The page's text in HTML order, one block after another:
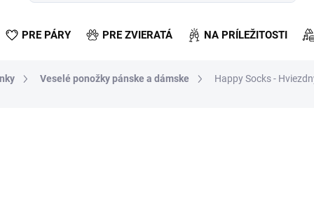
PRE PÁRY PRE ZVIERATÁ NA PRÍLEŽITOSTI
Veselé ponožky pánske a dámske Happy Socks -